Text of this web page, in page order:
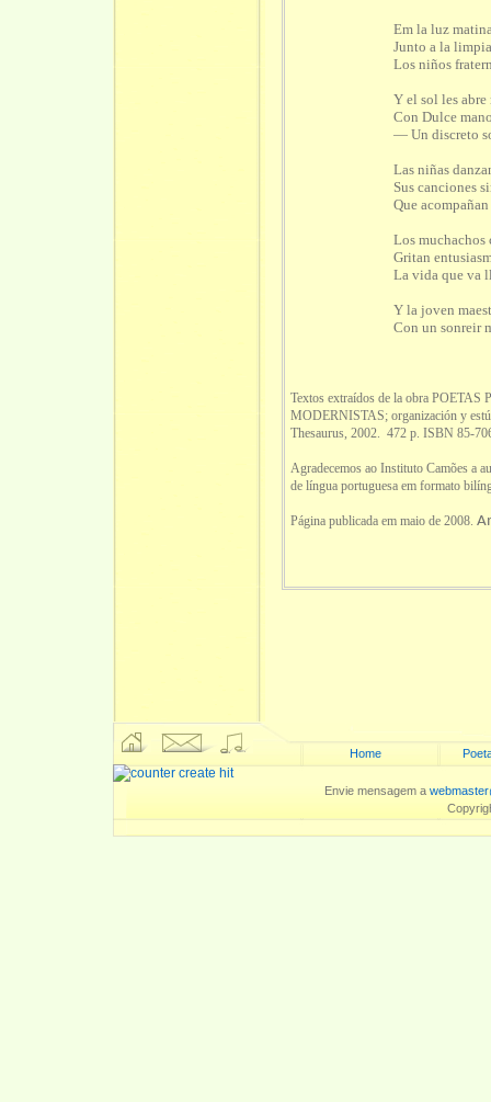
Em la luz
Junto a la
Los niños
Y el sol les abre
Con Dulce
— Un discreto
Las niñas
Sus canciones
Que
Los
Gritan
La vida que va
Y la joven
Con un sonreir
Textos extraídos de la obra
MODERNISTAS; organización y
Thesaurus, 2002. 472 p. ISBN 85-
Agradecemos ao Instituto Camões a
de língua portuguesa em formato
Página publicada em maio de 2008.
Home
Envie mensagem a